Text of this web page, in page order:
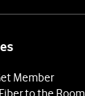
Member
to the Room